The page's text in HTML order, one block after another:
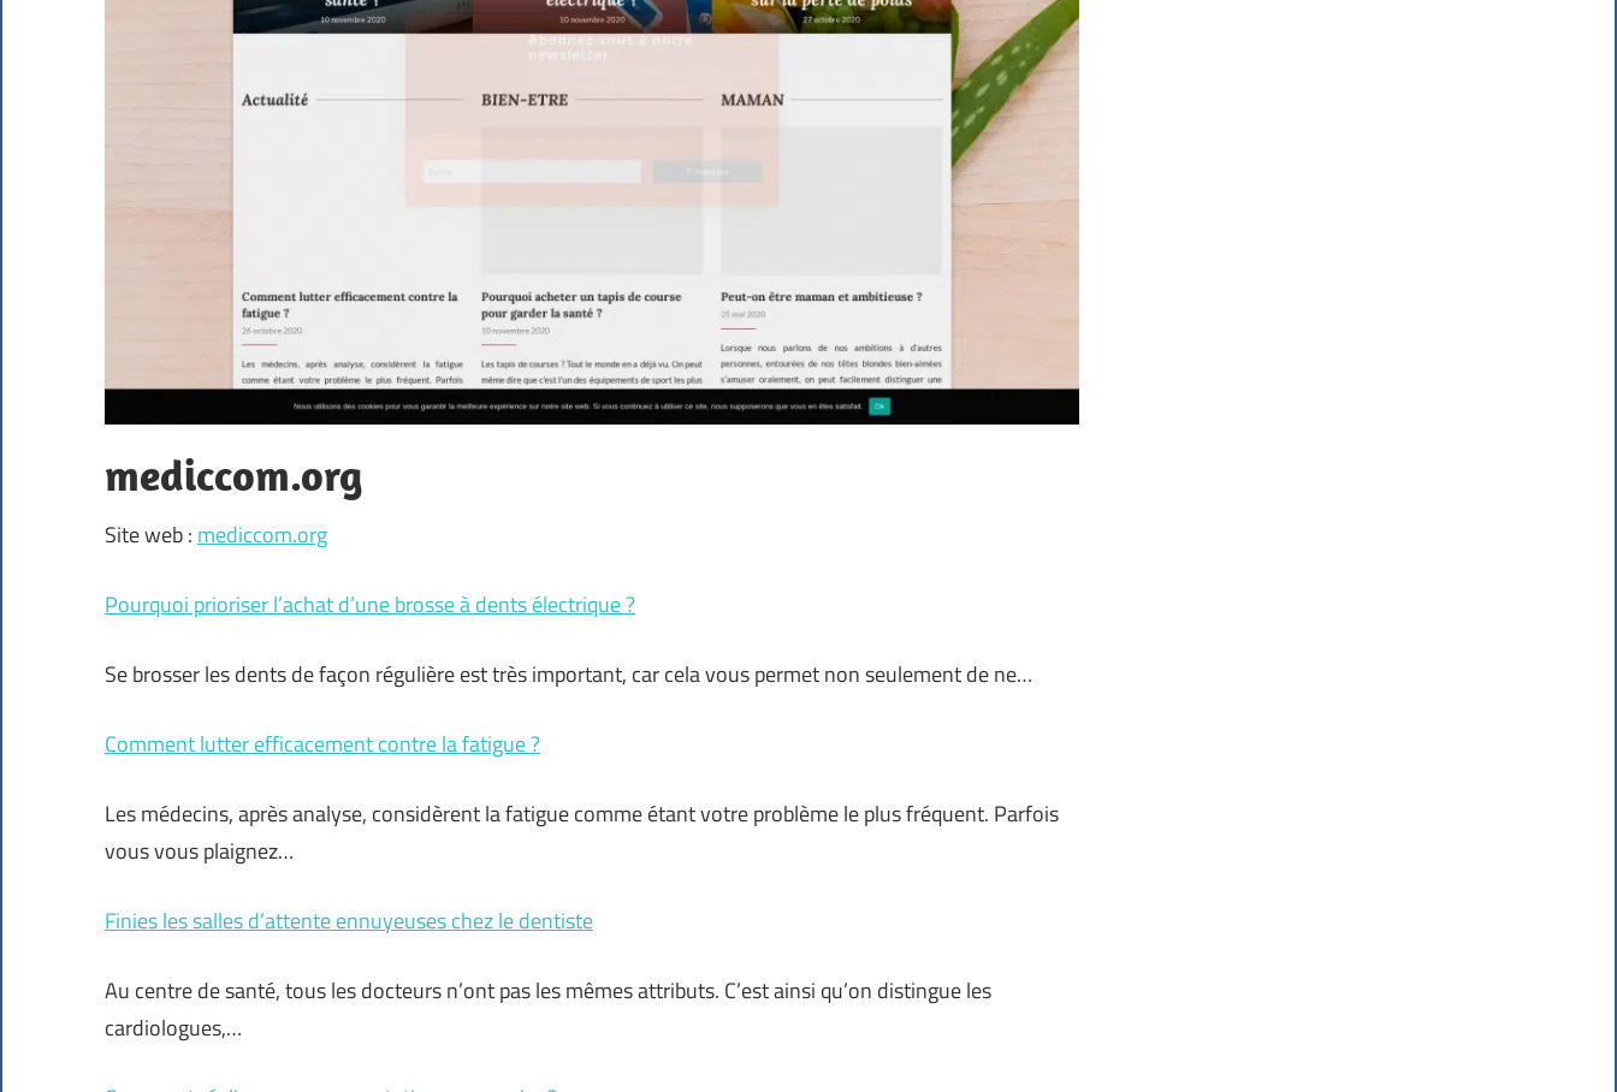
mediccom.org
Site web : mediccom.org
Pourquoi prioriser l’achat d’une brosse à dents électrique ?
Se brosser les dents de façon régulière est très important, car cela vous permet non seulement de ne…
Comment lutter efficacement contre la fatigue ?
Les médecins, après analyse, considèrent la fatigue comme étant votre problème le plus fréquent. Parfois
vous vous plaignez…
Finies les salles d’attente ennuyeuses chez le dentiste
Au centre de santé, tous les docteurs n’ont pas les mêmes attributs. C’est ainsi qu’on distingue les
cardiologues,…